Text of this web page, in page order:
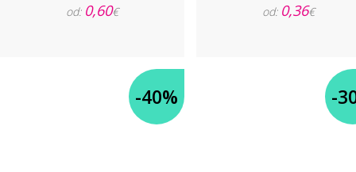
od: 0,60€ od: 0,36€
-40% -